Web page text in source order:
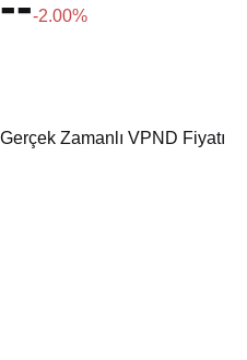
-2.00%
Gerçek Zamanlı VPND Fiyatı